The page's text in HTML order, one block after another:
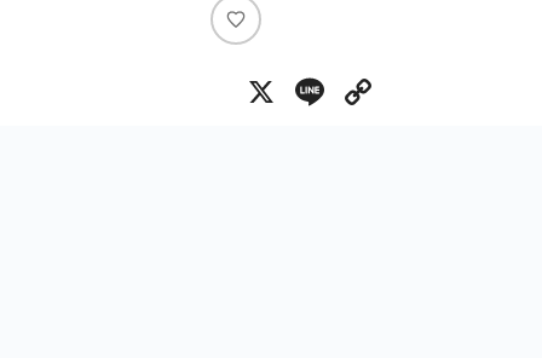
メーカー一覧
い
ね
X Line